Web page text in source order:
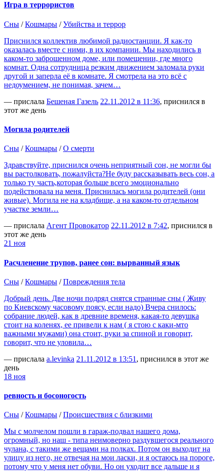
Игра в террористов
Сны /Кошмары /Убийства и террор
Приснился коллектив любимой радиостанции. Я как-то
оказалась вместе с ними, в их компании. Мы находились в
каком-то заброшенном доме, или помещении, где много
комнат. Одна сотрудница резким движением заломала руки
другой и заперла её в комнате. Я смотрела на это всё с
недоумением, не понимая, зачем…
— прислала Бешеная Газель 22.11.2012 в 11:36, приснился в
этот же день
Могила родителей
Сны /Кошмары /О смерти
Здравствуйте, приснился очень неприятный сон, не могли бы
вы растолковать, пожалуйста?Не буду рассказывать весь сон, а
только ту часть,которая больше всего эмоционально
подействовала на меня. Приснилась могила родителей (они
живые). Могила не на кладбище, а на каком-то отдельном
участке земли…
— прислала Агент Провокатор 22.11.2012 в 7:42, приснился в
этот же день
21 ноя
Расчленение трупов, ранее сон: вырванный язык
Сны /Кошмары /Повреждения тела
Добрый день. Две ночи подряд снятся странные сны ( Живу
по Киевскому часовому поясу, если надо) Вчера снилось:
собрание людей, как в древние временя, какая-то девушка
стоит на коленях, ее привели к нам ( я стою с каки-мто
важными мужами) она стоит, руки за спиной и говорит,
говорит, что не уловила…
— прислала a.levinka 21.11.2012 в 13:51 , приснился в этот же
день
18 ноя
ревность и босоногость
Сны /Кошмары /Происшествия с близкими
Мы с молчелом пошли в гараж-подвал нашего дома,
огромный, но наш - типа неимоверно раздувшегося реального
чулана, с такими же вещами на полках. Потом он выходит на
улицу из него, не отвечая на мои ласки, и я остаюсь на пороге,
потому что у меня нет обуви. Но он уходит все дальше и я